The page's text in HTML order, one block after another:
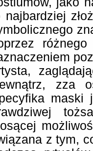
najbardziej
zza
maski
z tym,